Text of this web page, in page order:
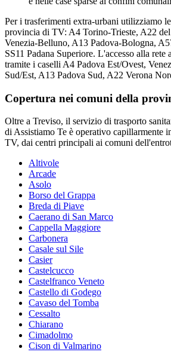
Per i trasferimenti extra-urbani utilizziamo
provincia di TV: A4 Torino-Trieste, A22
Venezia-Belluno, A13 Padova-Bologna,
SS11 Padana Superiore. L'accesso alla rete
tramite i caselli A4 Padova Est/Ovest,
Sud/Est, A13 Padova Sud, A22 Verona
Copertura nei comuni della
Oltre a Treviso, il servizio di trasporto
di Assistiamo Te è operativo capillarmente
TV, dai centri principali ai comuni
Altivole
Arcade
Asolo
Borso del Grappa
Breda di Piave
Caerano di San Marco
Cappella Maggiore
Carbonera
Casale sul Sile
Casier
Castelcucco
Castelfranco Veneto
Castello di Godego
Cavaso del Tomba
Cessalto
Chiarano
Cimadolmo
Cison di Valmarino